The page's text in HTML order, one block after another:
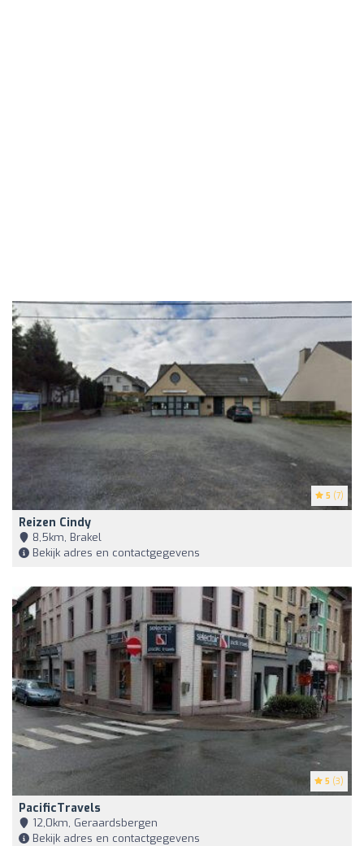
5 (7)
Reizen Cindy
8,5km, Brakel
Bekijk adres en contactgegevens
5 (3)
PacificTravels
12,0km, Geraardsbergen
Bekijk adres en contactgegevens